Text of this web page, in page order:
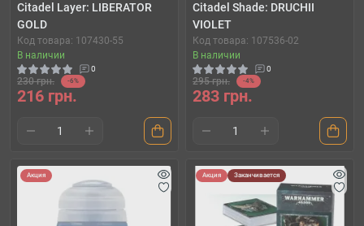
Citadel Layer: LIBERATOR
GOLD
Код товара: 107430-55
В наличии
0
230 грн. -6%
216 грн.
Citadel Shade: DRUCHII
VIOLET
Код товара: 107536-02
В наличии
0
295 грн. -4%
283 грн.
Акция Акция Заканчивается